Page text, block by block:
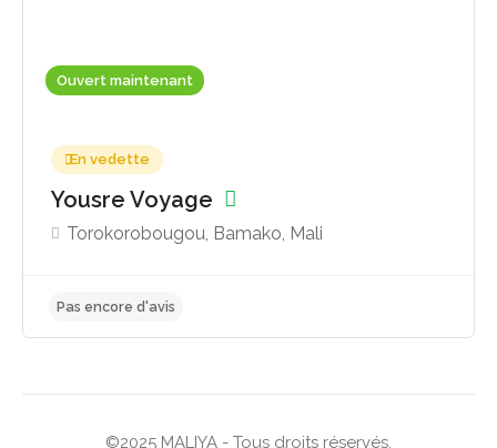
Ouvert maintenant
En vedette
Yousre Voyage
Torokorobougou, Bamako, Mali
©2025 MALIYA - Tous droits réservés.